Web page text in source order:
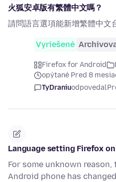
火狐安卓版有繁體中文嗎？
請問語言選項能新增繁體中文
Vyriešené
Firefox for Android
opýtané Pred 8
TyDraniuodpovedal
Language setting Firefox
For some unknown reason,
Android phone has